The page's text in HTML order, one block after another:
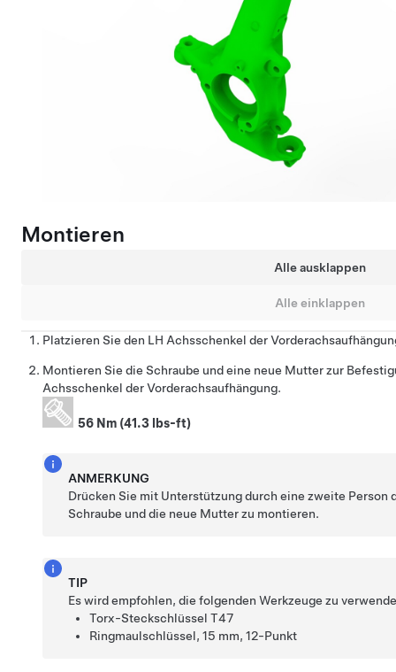
Montieren
Alle ausklappen
Alle einklappen
Platzieren Sie den LH Achsschenkel der
Montieren Sie die Schraube und eine neue Mutter zur
Achsschenkel der Vorderachsaufhängung.
56 Nm (41.3 lbs-ft)
ANMERKUNG
Drücken Sie mit Unterstützung durch eine zweite Person
Schraube und die neue Mutter zu montieren.
TIP
Es wird empfohlen, die folgenden Werkzeuge zu
Torx-Steckschlüssel T47
Ringmaulschlüssel, 15 mm, 12-Punkt